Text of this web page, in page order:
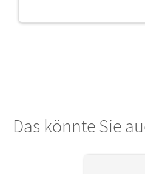
Das könnte Sie